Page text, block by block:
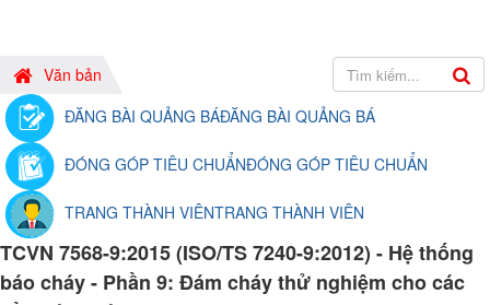
Văn bản
ĐĂNG BÀI QUẢNG BÁĐĂNG BÀI QUẢNG BÁ
ĐÓNG GÓP TIÊU CHUẨNĐÓNG GÓP TIÊU CHUẨN
TRANG THÀNH VIÊNTRANG THÀNH VIÊN
TCVN 7568-9:2015 (ISO/TS 7240-9:2012) - Hệ thống
báo cháy - Phần 9: Đám cháy thử nghiệm cho các